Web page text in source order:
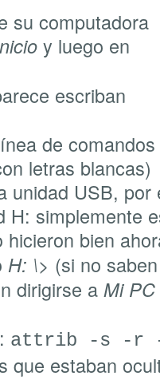
su computadora
y luego en
escriban
de comandos
letras blancas)
unidad USB, por
H: simplemente
hicieron bien
H: \> (si no
dirigirse aMi PC
attrib -s -r
que estaban